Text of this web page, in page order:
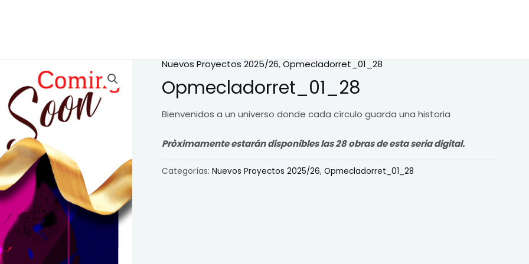
Nuevos Proyectos 2025/26,Opmecladorret_01_28
Opmecladorret_01_28
Bienvenidos a un universo donde cada círculo guarda una historia
Pròximamente estarán disponibles las 28 obras de esta seria digital.
Categorías: Nuevos Proyectos 2025/26, Opmecladorret_01_28